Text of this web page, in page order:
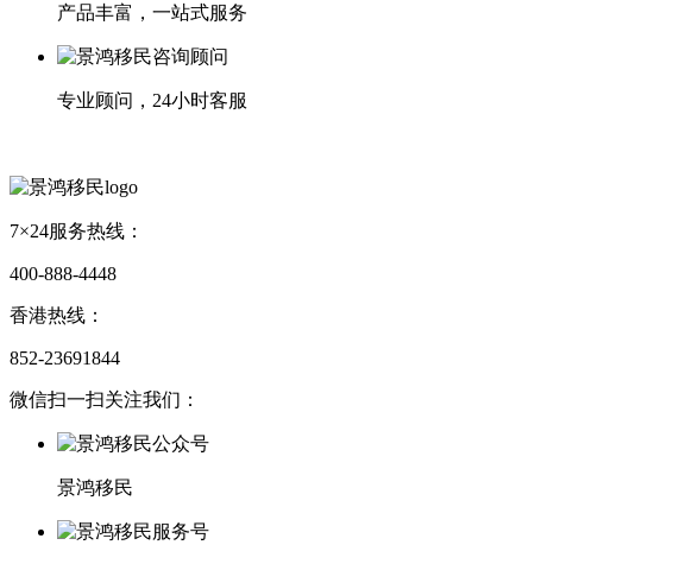
产品丰富，一站式服务
专业顾问，24小时客服
7×24服务热线：
400-888-4448
香港热线：
852-23691844
微信扫一扫关注我们：
景鸿移民